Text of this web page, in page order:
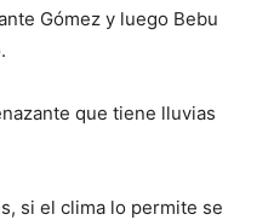
Gómez y luego Bebu
que tiene lluvias
si el clima lo permite se